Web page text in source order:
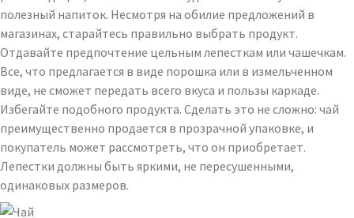
полезный напиток. Несмотря на обилие предложений в
магазинах, старайтесь правильно выбрать продукт.
Отдавайте предпочтение цельным лепесткам или чашечкам.
Все, что предлагается в виде порошка или в измельченном
виде, не сможет передать всего вкуса и пользы каркаде.
Избегайте подобного продукта. Сделать это не сложно: чай
преимущественно продается в прозрачной упаковке, и
покупатель может рассмотреть, что он приобретает.
Лепестки должны быть яркими, не пересушенными,
одинаковых размеров.